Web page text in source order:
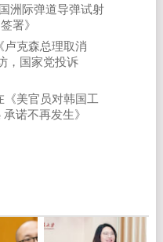
洲际弹道导弹试射
署》
卢克森总理取消
，国家党投诉
《美官员对韩国工
诺不再发生》